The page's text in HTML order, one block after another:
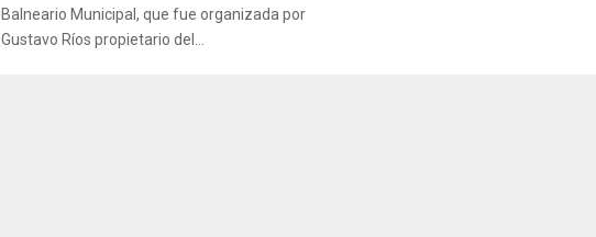
Balneario Municipal, que fue organizada por
Gustavo Ríos propietario del...